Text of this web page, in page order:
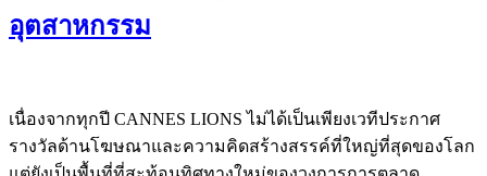
อุตสาหกรรม
เนื่องจากทุกปี CANNES LIONS ไม่ได้เป็นเพียงเวทีประกาศ
รางวัลด้านโฆษณาและความคิดสร้างสรรค์ที่ใหญ่ที่สุดของโลก